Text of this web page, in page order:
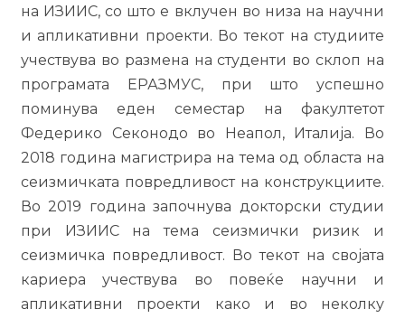
на ИЗИИС, со што е вклучен во низа на научни
и апликативни проекти. Во текот на студиите
учествува во размена на студенти во склоп на
програмата ЕРАЗМУС, при што успешно
поминува еден семестар на факултетот
Федерико Секонодо во Неапол, Италија. Во
2018 година магистрира на тема од областа на
сеизмичката повредливост на конструкциите.
Во 2019 година започнува докторски студии
при ИЗИИС на тема сеизмички ризик и
сеизмичка повредливост. Во текот на својата
кариера учествува во повеќе научни и
апликативни проекти како и во неколку